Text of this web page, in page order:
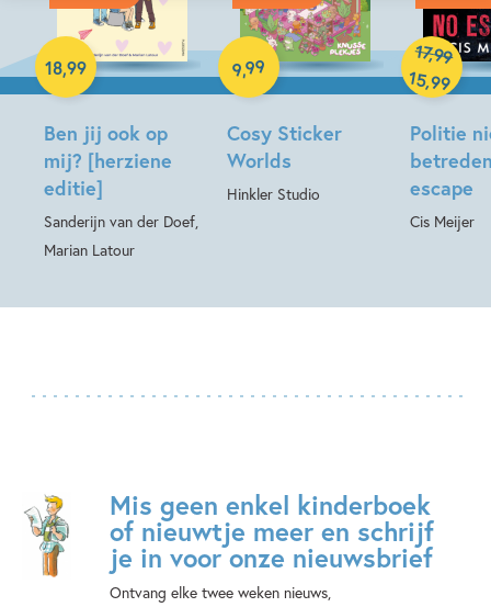
Ben jij ook op
mij? [herziene
editie]
Sanderijn van der Doef,
Marian Latour
18,99
Hardcover
Cosy Sticker
Worlds
Hinkler Studio
9,99
Paperback
Politie
escape
Cis Meijer
17,99
15,99
Hardcover
Mis geen enkel kinderboek
of nieuwtje meer en schrijf
je in voor onze nieuwsbrief
Ontvang elke twee weken nieuws,